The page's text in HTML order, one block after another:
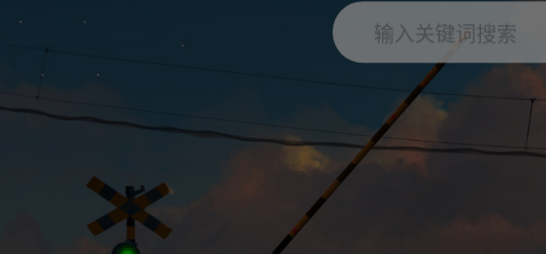
输入关键词搜索